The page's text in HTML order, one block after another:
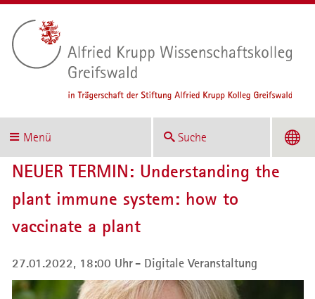
Menü Suche
NEUER TERMIN: Understanding the
plant immune system: how to
vaccinate a plant
27.01.2022, 18:00 Uhr Digitale Veranstaltung